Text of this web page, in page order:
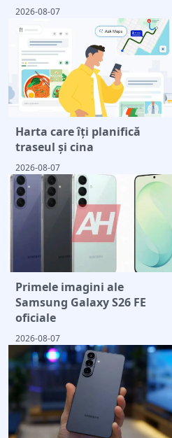
2026-08-07
Harta care îți planifică
traseul și cina
2026-08-07
Primele imagini ale
Samsung Galaxy S26 FE
oficiale
2026-08-07